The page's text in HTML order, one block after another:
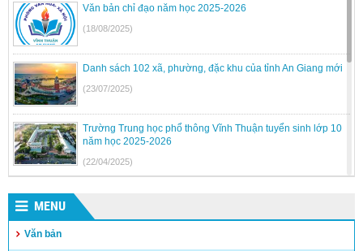
Văn bản chỉ đạo năm học 2025-2026
(18/08/2025)
Danh sách 102 xã, phường, đặc khu của tỉnh An Giang mới
(23/07/2025)
Trường Trung học phổ thông Vĩnh Thuận tuyển sinh lớp 10
năm học 2025-2026
(22/04/2025)
địa bàn tỉnh Kiên Giang
(17/04/2025)
MENU
Văn bản